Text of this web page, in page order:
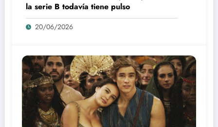
la serie B todavía tiene pulso
20/06/2026